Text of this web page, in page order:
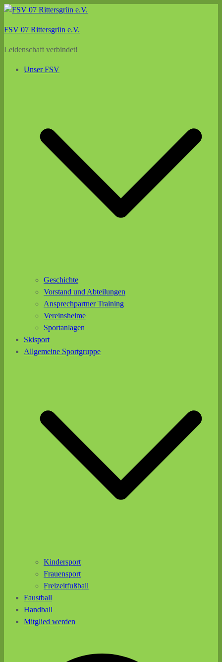
Zum
springen
FSV 07 Rittersgrün e.V.
Leidenschaft verbindet!
Unser FSV
Geschichte
Vorstand und Abteilungen
Ansprechpartner Training
Vereinsheime
Sportanlagen
Skisport
Allgemeine Sportgruppe
Kindersport
Frauensport
Freizeitfußball
Faustball
Handball
Mitglied werden